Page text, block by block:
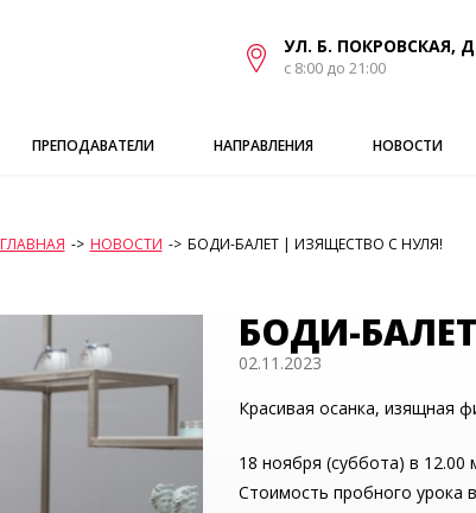
УЛ. Б. ПОКРОВСКАЯ,
с 8:00 до 21:00
ПРЕПОДАВАТЕЛИ НАПРАВЛЕНИЯ НОВОСТИ
ГЛАВНАЯ -> НОВОСТИ -> БОДИ-БАЛЕТ | ИЗЯЩЕСТВО С НУЛЯ!
БОДИ-
02.11.2023
Красивая осанка, изящная
18 ноября (суббота) в
Стоимость пробного урока